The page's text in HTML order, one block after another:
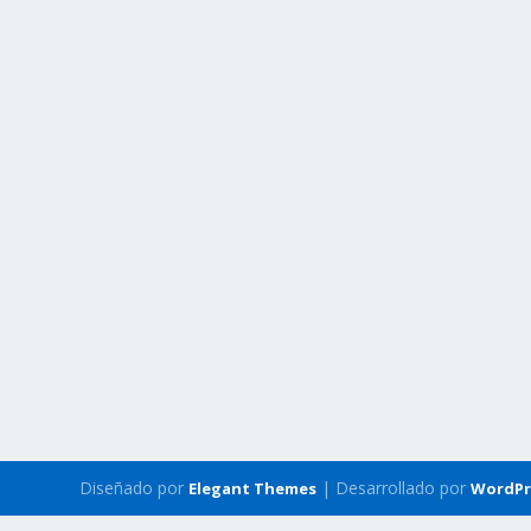
Diseñado por Elegant Themes | Desarrollado por